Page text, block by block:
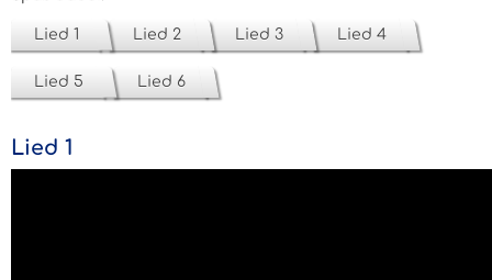
Lied 1 Lied 2 Lied 3 Lied 4
Lied 5 Lied 6
Lied 1